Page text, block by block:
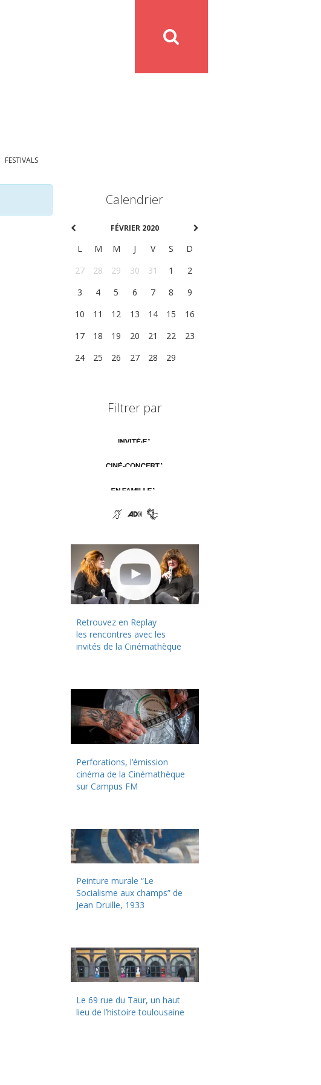
FESTIVALS
Calendrier
FÉVRIER 2020
L M M J V S
D
27
28 29 30 31 1
2
3
4 5 6 7 8
9
10
11 12 13 14 15
16
17
18 19 20 21 22
23
24
25 26 27 28 29
Filtrer par
Retrouvez en Replay
les rencontres avec les
invités de la Cinémathèque
Perforations, l’émission
cinéma de la Cinémathèque
sur Campus FM
Peinture murale “Le
Socialisme aux champs” de
Jean Druille, 1933
Le 69 rue du Taur, un haut
lieu de l’histoire toulousaine